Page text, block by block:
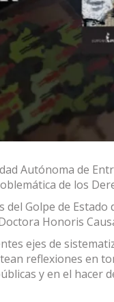
Autónoma de
de los
del Golpe de
Honoris
ejes de
reflexiones en
y en el hacer